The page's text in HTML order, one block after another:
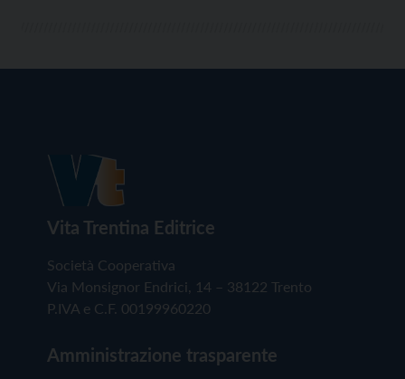
Vita Trentina Editrice
Società Cooperativa
Via Monsignor Endrici, 14 – 38122 Trento
P.IVA e C.F. 00199960220
Amministrazione trasparente